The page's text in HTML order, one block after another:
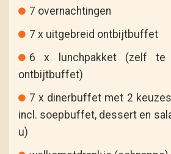
7 overnachtingen
7 x uitgebreid ontbijtbuffet
6 x lunchpakket (zelf te
ontbijtbuffet)
7 x dinerbuffet met 2
incl. soepbuffet, dessert en
u)